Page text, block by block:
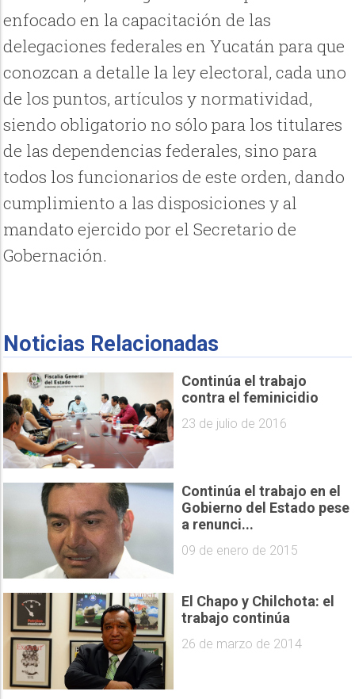
enfocado en la capacitación de las
delegaciones federales en Yucatán para que
conozcan a detalle la ley electoral, cada uno
de los puntos, artículos y normatividad,
siendo obligatorio no sólo para los titulares
de las dependencias federales, sino para
todos los funcionarios de este orden, dando
cumplimiento a las disposiciones y al
mandato ejercido por el Secretario de
Gobernación.
Noticias Relacionadas
Continúa el trabajo
contra el feminicidio
23 de julio de 2016
Continúa el trabajo en el
Gobierno del Estado pese
a renunci...
09 de enero de 2015
El Chapo y Chilchota: el
trabajo continúa
26 de marzo de 2014